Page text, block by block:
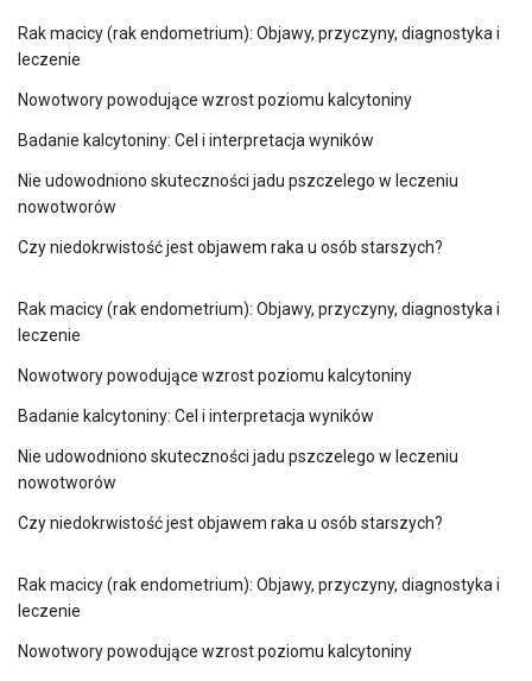
Rak macicy (rak endometrium): Objawy, przyczyny, diagnostyka i
leczenie
Nowotwory powodujące wzrost poziomu kalcytoniny
Badanie kalcytoniny: Cel i interpretacja wyników
Nie udowodniono skuteczności jadu pszczelego w leczeniu
nowotworów
Czy niedokrwistość jest objawem raka u osób starszych?
Rak macicy (rak endometrium): Objawy, przyczyny, diagnostyka i
leczenie
Nowotwory powodujące wzrost poziomu kalcytoniny
Badanie kalcytoniny: Cel i interpretacja wyników
Nie udowodniono skuteczności jadu pszczelego w leczeniu
nowotworów
Czy niedokrwistość jest objawem raka u osób starszych?
Rak macicy (rak endometrium): Objawy, przyczyny, diagnostyka i
leczenie
Nowotwory powodujące wzrost poziomu kalcytoniny